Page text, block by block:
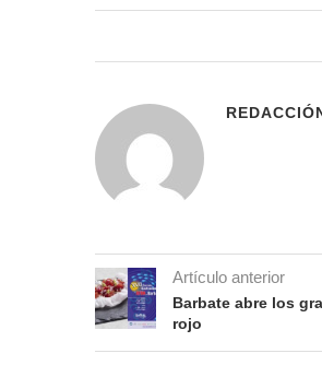
Artículo anterior
Barbate abre los
rojo